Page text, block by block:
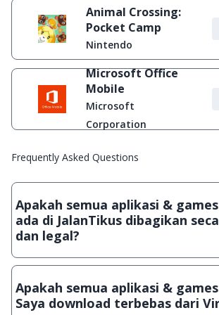
Animal Crossing:
Pocket Camp
Nintendo
Microsoft Office
Mobile
Microsoft
Corporation
Frequently Asked Questions
Apakah semua aplikasi &
ada di JalanTikus dibagikan
dan legal?
Ya, JalanTikus hanya membagikan aplikasi
crack, patch atau semacamnya.
Apakah semua aplikasi &
Saya download terbebas dari